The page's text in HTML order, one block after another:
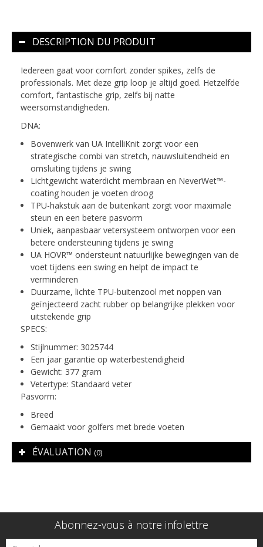
DESCRIPTION DU PRODUIT
Iedereen gaat voor comfort zonder spikes, zelfs de
professionals. Met deze grip loop je altijd goed. Hetzelfde
comfort, fantastische grip, zelfs bij natte
weersomstandigheden.
DNA:
Bovenwerk van UA IntelliKnit zorgt voor een
strategische combi van stretch, nauwsluitendheid en
omsluiting tijdens je swing
Lichtgewicht waterdicht membraan en NeverWet™-
coating houden je voeten droog
TPU-hakstuk aan de buitenkant zorgt voor maximale
steun en een betere pasvorm
Uniek, aanpasbaar vetersysteem ontworpen voor een
betere ondersteuning tijdens je swing
UA HOVR™ ondersteunt natuurlijke bewegingen van de
voet tijdens een swing en helpt de impact te
verminderen
Duurzame, lichte TPU-buitenzool met noppen van
geïnjecteerd zacht rubber op belangrijke plekken voor
uitstekende grip
SPECS:
Stijlnummer: 3025744
Een jaar garantie op waterbestendigheid
Gewicht: 377 gram
Vetertype: Standaard veter
Pasvorm:
Breed
Gemaakt voor golfers met brede voeten
ÉVALUATION (0)
Abonnez-vous à notre infolettre